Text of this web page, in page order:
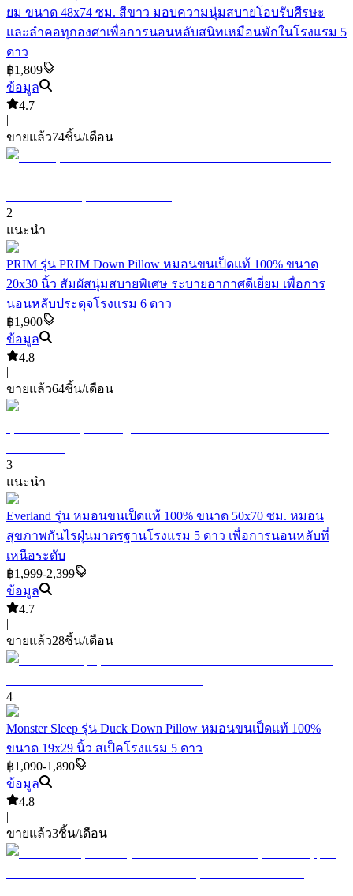
ยม ขนาด 48x74 ซม. สีขาว มอบความนุ่มสบายโอบรับศีรษะ
และลำคอทุกองศาเพื่อการนอนหลับสนิทเหมือนพักในโรงแรม 5
ดาว
฿1,809
ข้อมูล
4.7
|
ขายแล้ว74ชิ้น/เดือน
2
แนะนำ
PRIM รุ่น PRIM Down Pillow หมอนขนเป็ดแท้ 100% ขนาด
20x30 นิ้ว สัมผัสนุ่มสบายพิเศษ ระบายอากาศดีเยี่ยม เพื่อการ
นอนหลับประดุจโรงแรม 6 ดาว
฿1,900
ข้อมูล
4.8
|
ขายแล้ว64ชิ้น/เดือน
3
แนะนำ
Everland รุ่น หมอนขนเป็ดแท้ 100% ขนาด 50x70 ซม. หมอน
สุขภาพกันไรฝุ่นมาตรฐานโรงแรม 5 ดาว เพื่อการนอนหลับที่
เหนือระดับ
฿1,999-2,399
ข้อมูล
4.7
|
ขายแล้ว28ชิ้น/เดือน
4
Monster Sleep รุ่น Duck Down Pillow หมอนขนเป็ดแท้ 100%
ขนาด 19x29 นิ้ว สเป็คโรงแรม 5 ดาว
฿1,090-1,890
ข้อมูล
4.8
|
ขายแล้ว3ชิ้น/เดือน